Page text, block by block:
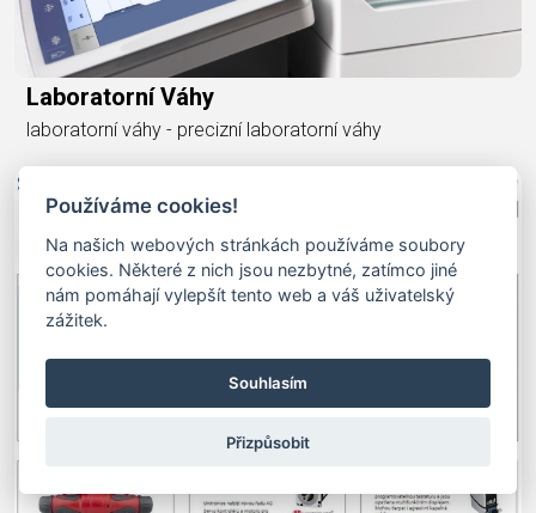
Laboratorní Váhy
laboratorní váhy - precizní laboratorní váhy
Používáme cookies!
Na našich webových stránkách používáme soubory
cookies. Některé z nich jsou nezbytné, zatímco jiné
nám pomáhají vylepšít tento web a váš uživatelský
zážitek.
Souhlasím
Přizpůsobit